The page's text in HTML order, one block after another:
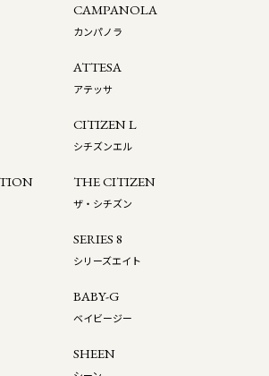
CAMPANOLA
カンパノラ
ATTESA
アテッサ
CITIZEN L
シチズンエル
THE CITIZEN
ザ・シチズン
SERIES 8
シリーズエイト
BABY-G
ベイビージー
SHEEN